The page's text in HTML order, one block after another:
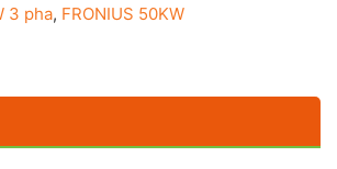
3 pha, FRONIUS 50KW